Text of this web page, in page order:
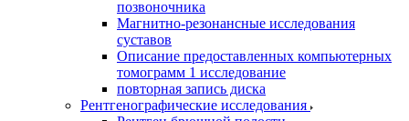
позвоночника
Магнитно-резонансные исследования
суставов
Описание предоставленных компьютерных
томограмм 1 исследование
повторная запись диска
Рентгенографические исследования